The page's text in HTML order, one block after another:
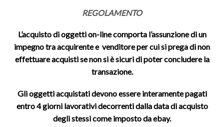
REGOLAMENTO
L’acquisto di oggetti on-line comporta l’assunzione di un
impegno tra acquirente e venditore per cui si prega di non
effettuare acquisti se non si è sicuri di poter concludere la
transazione.
Gli oggetti acquistati devono essere interamente pagati
entro 4 giorni lavorativi decorrenti dalla data di acquisto
degli stessi come imposto da ebay.